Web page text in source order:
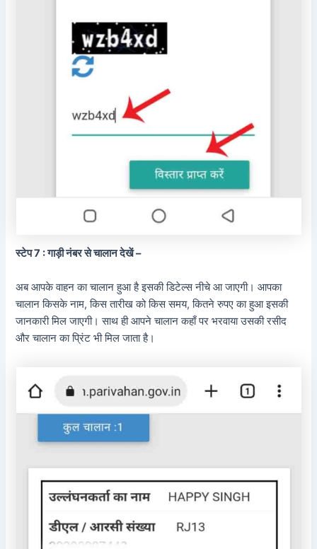
स्टेप 7 : गाड़ी नंबर से चालान देखें –
अब आपके वाहन का चालान हुआ है इसकी डिटेल्स नीचे आ जाएगी। आपका
चालान किसके नाम, किस तारीख को किस समय, कितने रुपए का हुआ इसकी
जानकारी मिल जाएगी। साथ ही आपने चालान कहाँ पर भरवाया उसकी रसीद
और चालान का प्रिंट भी मिल जाता है।